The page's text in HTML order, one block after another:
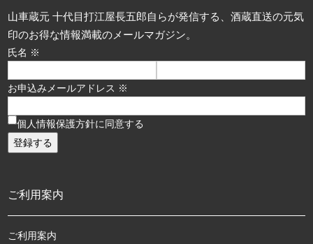
山車蔵元 十代目打江屋長五郎自らが発信する、酒蔵直送の元気
印のお得な情報満載のメールマガジン。
氏名 ※
お申込みメールアドレス ※
個人情報保護方針に同意する
ご利用案内
ご利用案内